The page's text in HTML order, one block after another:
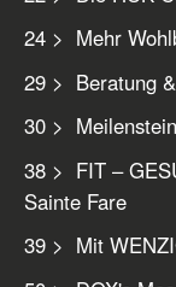
24 > Mehr
29 > Beratung
30 >
38 > FIT –
Sainte Fare
39 > Mit